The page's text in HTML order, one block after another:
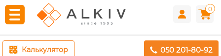
0
Калькулятор 050 201-80-92